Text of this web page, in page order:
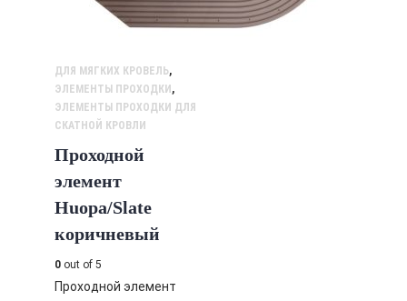
ДЛЯ МЯГКИХ КРОВЕЛЬ,
ЭЛЕМЕНТЫ ПРОХОДКИ ,
ЭЛЕМЕНТЫ ПРОХОДКИ ДЛЯ
СКАТНОЙ КРОВЛИ
Проходной
элемент
Huopa/Slate
коричневый
0 out of 5
Проходной элемент